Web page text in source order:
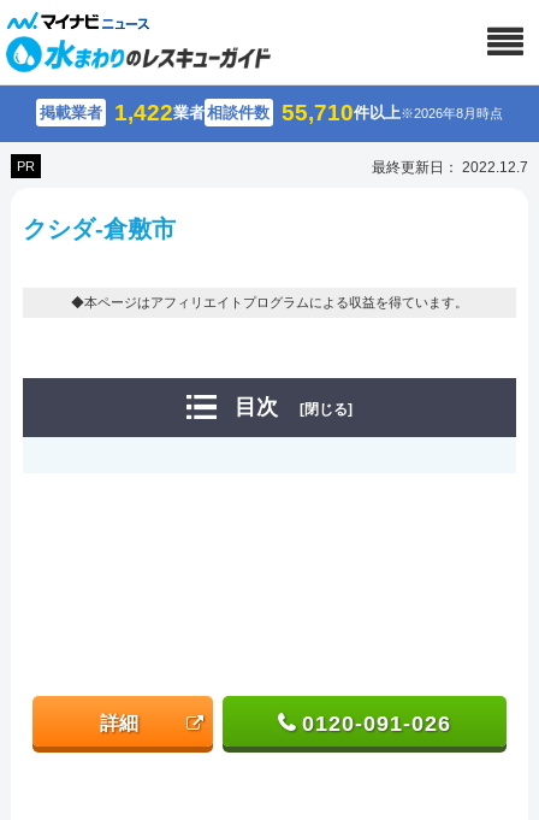
掲載業者 1,422業者相談件数 55,710件以上※2026年8月時点
PR 最終更新日： 2022.12.7
クシダ-倉敷市
◆本ページはアフィリエイトプログラムによる収益を得ています。
目次 [閉じる]
詳細 0120-091-026